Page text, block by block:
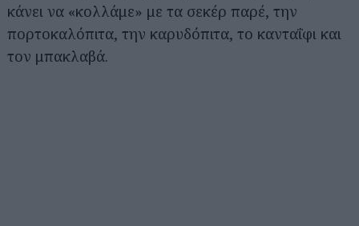
κάνει να «κολλάμε» με τα σεκέρ παρέ, την
πορτοκαλόπιτα, την καρυδόπιτα, το κανταΐφι και
τον μπακλαβά.